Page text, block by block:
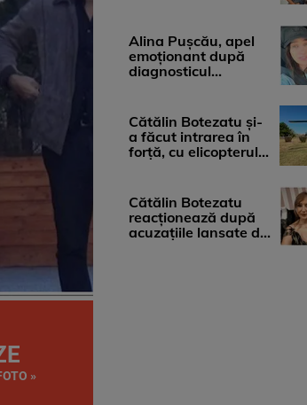
»
medicii, ...
Alina Pușcău, apel
emoționant după
diagnosticul
...
Cătălin Botezatu și-
a făcut intrarea în
forță, cu elicopterul,
Cătălin Botezatu
reacționează după
acuzațiile lansate de